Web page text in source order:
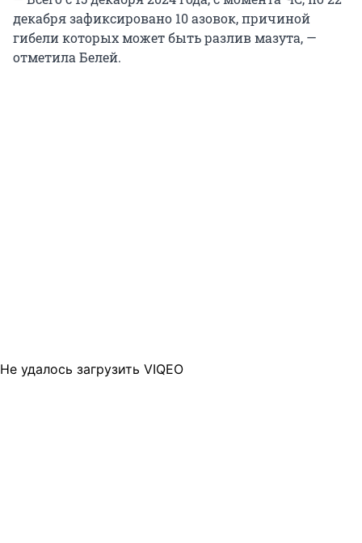
декабря зафиксировано 10 азовок, причиной
гибели которых может быть разлив мазута, —
отметила Белей.
Не удалось загрузить VIQEO